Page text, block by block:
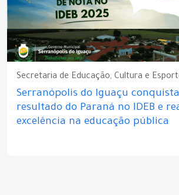
Secretaria de Educação, Cultura e
Serranópolis do Iguaçu
resultado do Paraná no IDEB e
excelência na educação pública